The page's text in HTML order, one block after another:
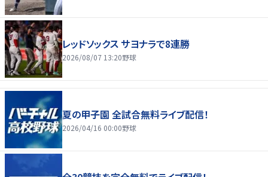
レッドソックス サヨナラで8連勝
2026/08/07 13:20野球
夏の甲子園 全試合無料ライブ配信！
2026/04/16 00:00野球